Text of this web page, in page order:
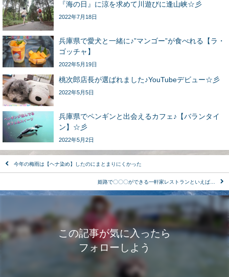
『海の日』に涼を求めて川遊びに逢山峡☆彡
2022年7月18日
兵庫県で愛犬と一緒に♪”マンゴー”が食べれる【ラ・
ゴッチャ】
2022年5月19日
桃次郎店長が選ばれました♪YouTubeデビュー☆彡
2022年5月5日
兵庫県でペンギンと出会えるカフェ♪【バランタイ
ン】☆彡
2022年5月2日
今年の梅雨は【ヘナ染め】したのにまとまりにくかった
姫路で〇〇〇ができる一軒家レストランといえば…
この記事が気に入ったら
フォローしよう